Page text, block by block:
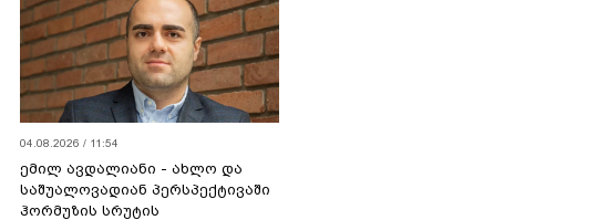
04.08.2026 / 11:54
ემილ ავდალიანი - ახლო და
საშუალოვადიან პერსპექტივაში
ჰორმუზის სრუტის